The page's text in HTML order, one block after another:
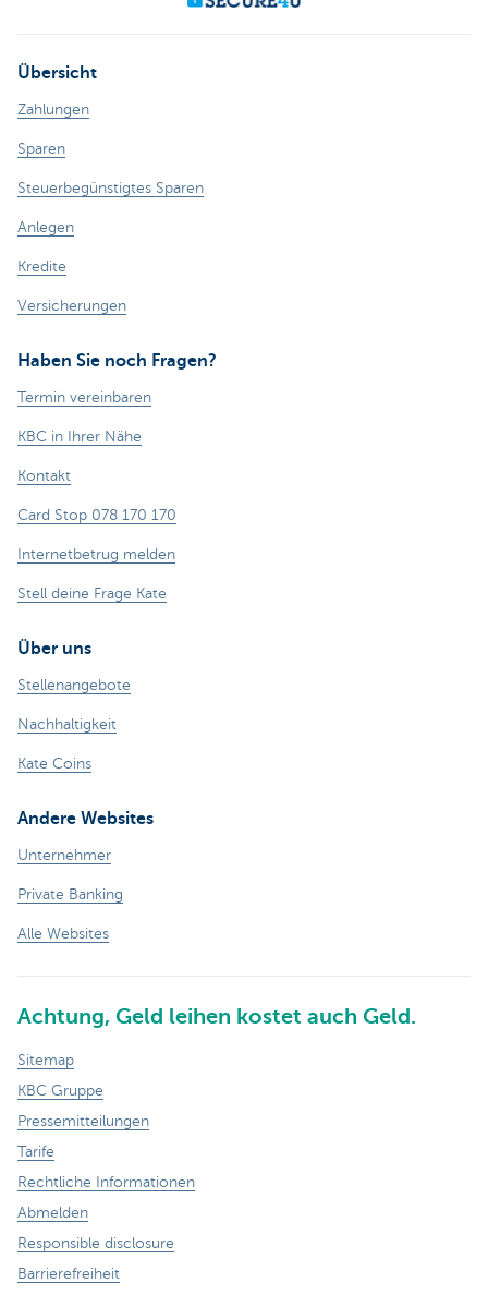
Übersicht
Zahlungen
Sparen
Steuerbegünstigtes Sparen
Anlegen
Kredite
Versicherungen
Haben Sie noch Fragen?
Termin vereinbaren
KBC in Ihrer Nähe
Kontakt
Card Stop 078 170 170
Internetbetrug melden
Stell deine Frage Kate
Über uns
Stellenangebote
Nachhaltigkeit
Kate Coins
Andere Websites
Unternehmer
Private Banking
Alle Websites
Achtung, Geld leihen kostet auch Geld.
Sitemap
KBC Gruppe
Pressemitteilungen
Tarife
Rechtliche Informationen
Abmelden
Responsible disclosure
Barrierefreiheit